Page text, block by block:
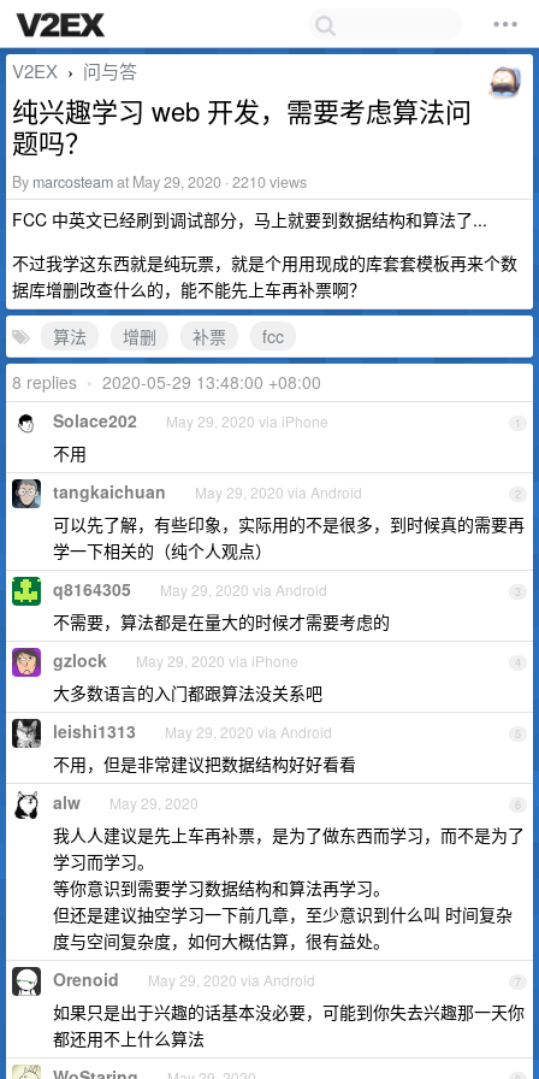
V2EX › 问与答
纯兴趣学习 web 开发，需要考虑算法问
题吗？
By marcosteamat May 29, 2020 · 2210 views
FCC 中英文已经刷到调试部分，马上就要到数据结构和算法了...
不过我学这东西就是纯玩票，就是个用用现成的库套套模板再来个数
据库增删改查什么的，能不能先上车再补票啊？
算法
增删 补票
fcc
8 replies • 2020-05-29 13:48:00 +08:00
1
Solace202 May 29, 2020 via iPhone
不用
2
tangkaichuan May 29, 2020 via Android
可以先了解，有些印象，实际用的不是很多，到时候真的需要再
学一下相关的（纯个人观点）
3
q8164305 May 29, 2020 via Android
不需要，算法都是在量大的时候才需要考虑的
4
gzlock May 29, 2020 via iPhone
大多数语言的入门都跟算法没关系吧
5
leishi1313 May 29, 2020 via Android
不用，但是非常建议把数据结构好好看看
6
alw May 29, 2020
我人人建议是先上车再补票，是为了做东西而学习，而不是为了
学习而学习。
等你意识到需要学习数据结构和算法再学习。
但还是建议抽空学习一下前几章，至少意识到什么叫 时间复杂
度与空间复杂度，如何大概估算，很有益处。
7
Orenoid May 29, 2020 via Android
如果只是出于兴趣的话基本没必要，可能到你失去兴趣那一天你
都还用不上什么算法